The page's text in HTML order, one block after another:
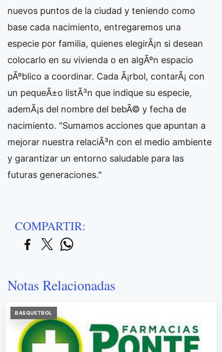
nuevos puntos de la ciudad y teniendo como
base cada nacimiento, entregaremos una
especie por familia, quienes elegirÃ¡n si desean
colocarlo en su vivienda o en algÃºn espacio
pÃºblico a coordinar. Cada Ã¡rbol, contarÃ¡ con
un pequeÃ±o listÃ³n que indique su especie,
ademÃ¡s del nombre del bebÃ© y fecha de
nacimiento. "Sumamos acciones que apuntan a
mejorar nuestra relaciÃ³n con el medio ambiente
y garantizar un entorno saludable para las
futuras generaciones."
COMPARTIR:
Notas Relacionadas
BASQUETBOL